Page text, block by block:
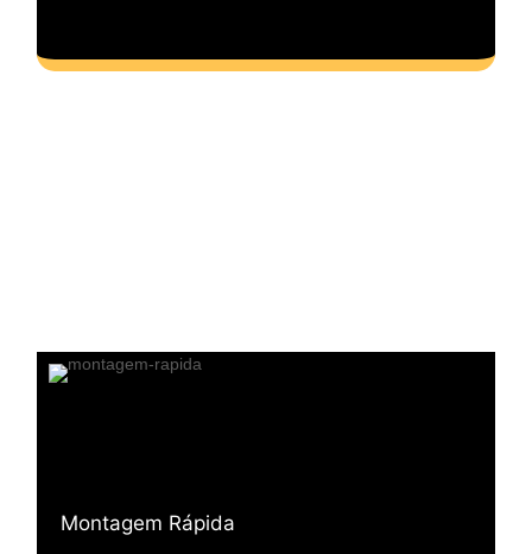
Montagem Rápida